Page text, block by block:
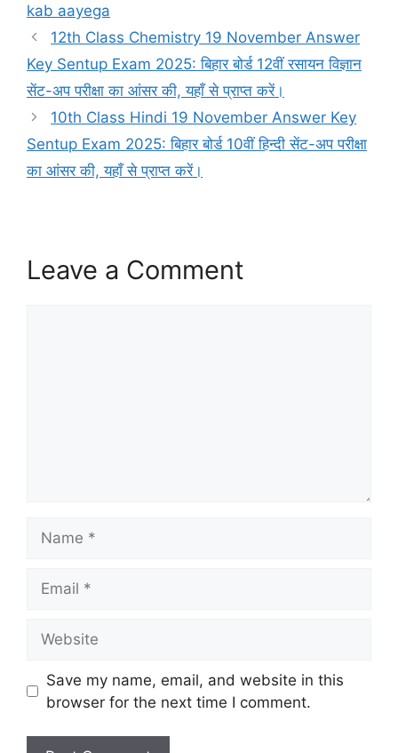
kab aayega
12th Class Chemistry 19 November Answer
Key Sentup Exam 2025: बिहार बोर्ड 12वीं रसायन विज्ञान
सेंट-अप परीक्षा का आंसर की, यहाँ से प्राप्त करें।
10th Class Hindi 19 November Answer Key
Sentup Exam 2025: बिहार बोर्ड 10वीं हिन्दी सेंट-अप परीक्षा
का आंसर की, यहाँ से प्राप्त करें।
Leave a Comment
Save my name, email, and website in this
browser for the next time I comment.